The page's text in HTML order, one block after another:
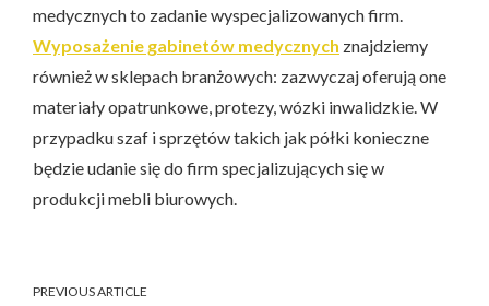
medycznych to zadanie wyspecjalizowanych firm.
Wyposażenie gabinetów medycznych znajdziemy
również w sklepach branżowych: zazwyczaj oferują one
materiały opatrunkowe, protezy, wózki inwalidzkie. W
przypadku szaf i sprzętów takich jak półki konieczne
będzie udanie się do firm specjalizujących się w
produkcji mebli biurowych.
PREVIOUS ARTICLE